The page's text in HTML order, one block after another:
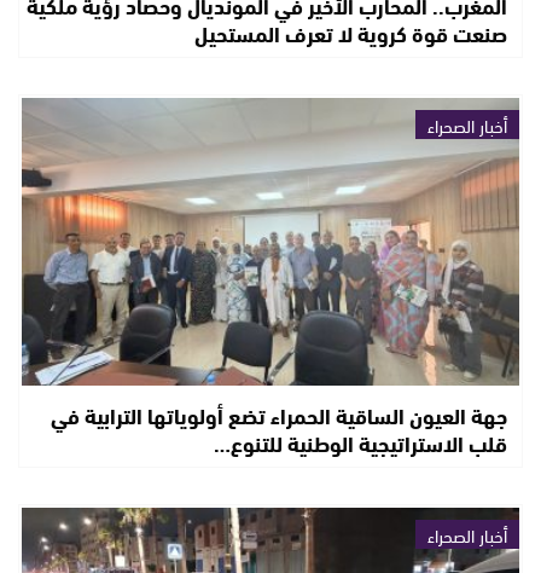
صنعت قوة كروية لا تعرف المستحيل
أخبار الصحراء
جهة العيون الساقية الحمراء تضع أولوياتها الترابية في
قلب الاستراتيجية الوطنية للتنوع…
أخبار الصحراء